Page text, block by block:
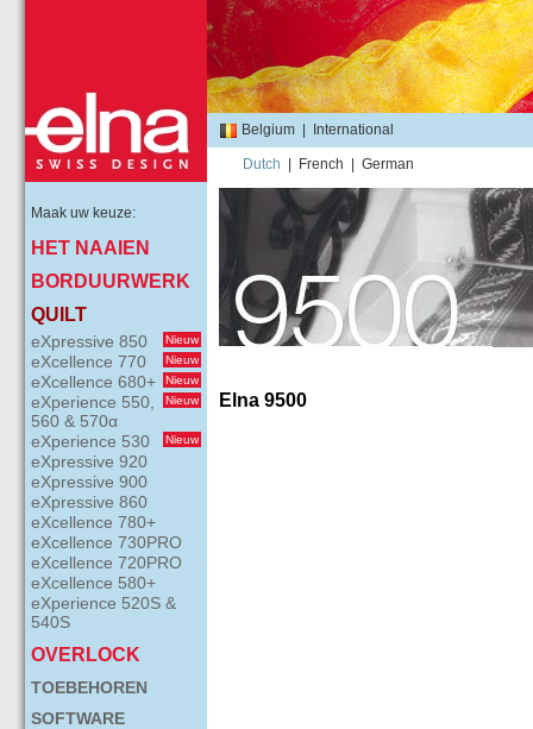
Belgium International
Dutch French German
Maak uw keuze:
HET NAAIEN
BORDUURWERK
QUILT
Nieuw
eXpressive 850
Nieuw
eXcellence 770
Nieuw
eXcellence 680+
Nieuw
eXperience 550,
560 & 570α
Nieuw
eXperience 530
eXpressive 920
eXpressive 900
eXpressive 860
eXcellence 780+
eXcellence 730PRO
eXcellence 720PRO
eXcellence 580+
eXperience 520S &
540S
OVERLOCK
TOEBEHOREN
SOFTWARE
Elna 9500